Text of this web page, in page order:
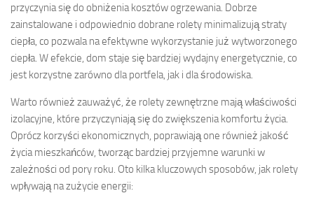
przyczynia się do obniżenia kosztów ogrzewania. Dobrze
zainstalowane i odpowiednio dobrane rolety minimalizują straty
ciepła, co pozwala na efektywne wykorzystanie już wytworzonego
ciepła. W efekcie, dom staje się bardziej wydajny energetycznie, co
jest korzystne zarówno dla portfela, jak i dla środowiska.
Warto również zauważyć, że rolety zewnętrzne mają właściwości
izolacyjne, które przyczyniają się do zwiększenia komfortu życia.
Oprócz korzyści ekonomicznych, poprawiają one również jakość
życia mieszkańców, tworząc bardziej przyjemne warunki w
zależności od pory roku. Oto kilka kluczowych sposobów, jak rolety
wpływają na zużycie energii: